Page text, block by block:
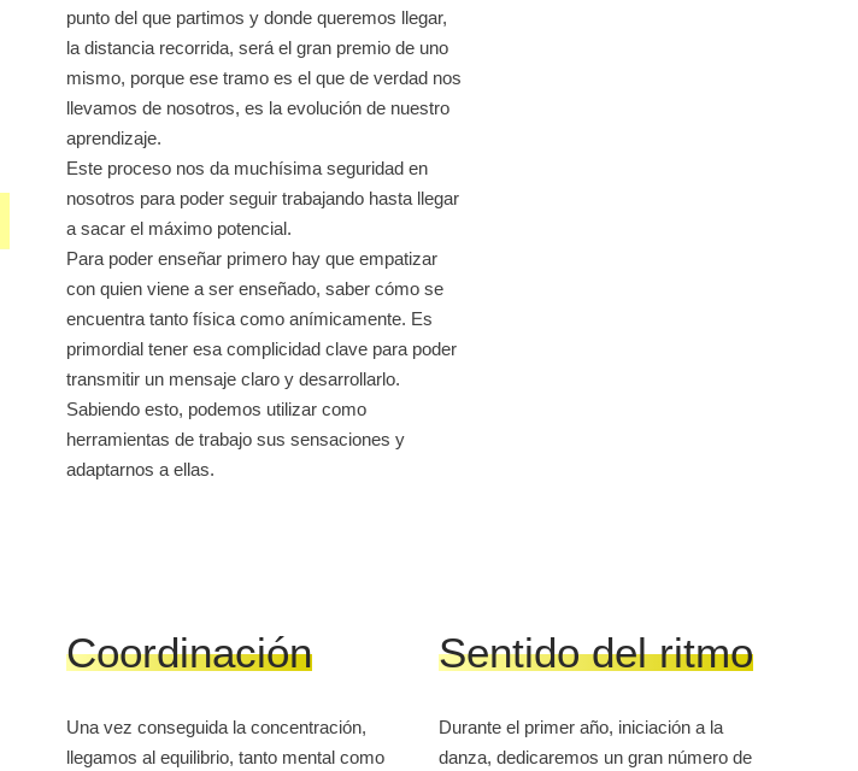
punto del que partimos y donde queremos llegar,
la distancia recorrida, será el gran premio de uno
mismo, porque ese tramo es el que de verdad nos
llevamos de nosotros, es la evolución de nuestro
aprendizaje.
Este proceso nos da muchísima seguridad en
nosotros para poder seguir trabajando hasta llegar
a sacar el máximo potencial.
Para poder enseñar primero hay que empatizar
con quien viene a ser enseñado, saber cómo se
encuentra tanto física como anímicamente. Es
primordial tener esa complicidad clave para poder
transmitir un mensaje claro y desarrollarlo.
Sabiendo esto, podemos utilizar como
herramientas de trabajo sus sensaciones y
adaptarnos a ellas.
Coordinación
Una vez conseguida la concentración,
llegamos al equilibrio, tanto mental como
Sentido del ritmo
Durante el primer año, iniciación a la
danza, dedicaremos un gran número de